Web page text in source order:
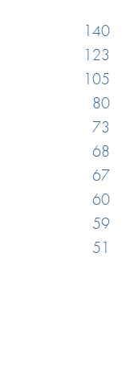
140
123
105
80
73
68
67
60
59
51